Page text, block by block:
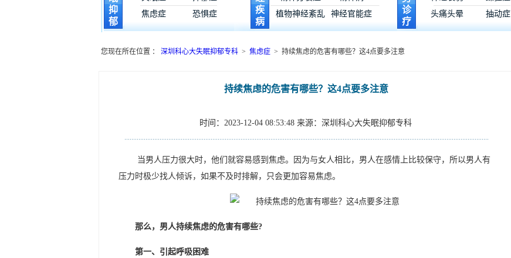
抑
郁
焦虑症
恐惧症
疾
病
植物神经紊乱
神经官能症
诊
疗
头痛头晕
抽动症
您现在所在位置 ： 深圳科心大失眠抑郁专科 > 焦虑症 > 持续焦虑的危害有哪些？这4点要多注意
持续焦虑的危害有哪些？这4点要多注意
时间：2023-12-04 08:53:48 来源：深圳科心大失眠抑郁专科
当男人压力很大时，他们就容易感到焦虑。因为与女人相比，男人在感情上比较保守，所以男人有
压力时极少找人倾诉，如果不及时排解，只会更加容易焦虑。
那么，男人持续焦虑的危害有哪些?
第一、引起呼吸困难